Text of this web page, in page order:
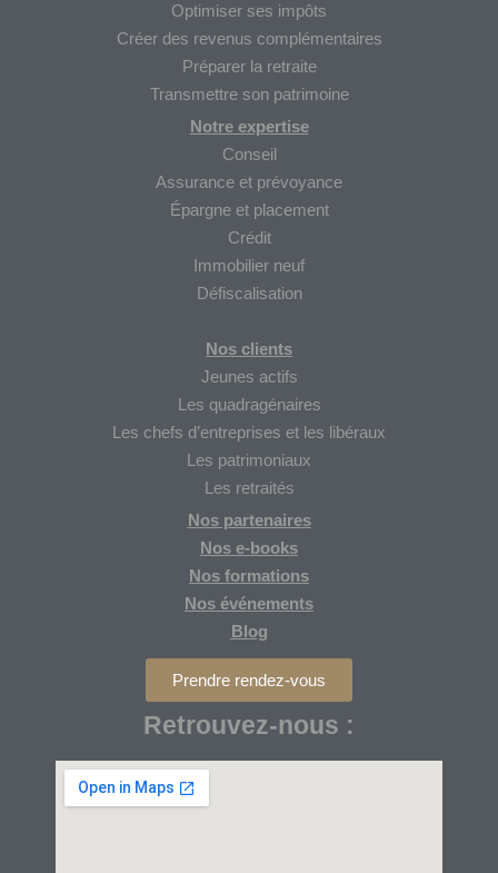
Optimiser ses impôts
Créer des revenus complémentaires
Préparer la retraite
Transmettre son patrimoine
Notre expertise
Conseil
Assurance et prévoyance
Épargne et placement
Crédit
Immobilier neuf
Défiscalisation
Nos clients
Jeunes actifs
Les quadragénaires
Les chefs d’entreprises et les libéraux
Les patrimoniaux
Les retraités
Nos partenaires
Nos e-books
Nos formations
Nos événements
Blog
Prendre rendez-vous
Retrouvez-nous :